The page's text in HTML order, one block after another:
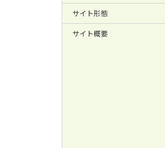
サイト形態
サイト概要